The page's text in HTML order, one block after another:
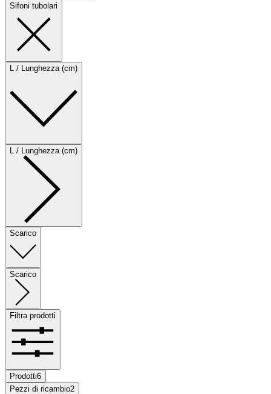
Sifoni tubolari
L / Lunghezza (cm)
L / Lunghezza (cm)
Scarico
Scarico
Filtra prodotti
Prodotti6
Pezzi di ricambio2